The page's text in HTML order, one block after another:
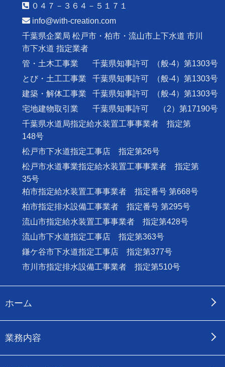
０４７－３６４－５１７１
info@with-creation.com
千葉県企業局 松戸市・柏市・流山市上下水道 市川
市下水道 指定業者
管・土木工事業
千葉県知事許可
（般-4）第1303号
とび・土工工事業
千葉県知事許可
（般-4）第1303号
建築・解体工事業
千葉県知事許可
（般-4）第1303号
宅地建物取引業
千葉県知事許可
（2）第17190号
千葉県水道局指定給水装置工事事業者 指定第
148号
松戸市下水道指定工事店 指定第26号
松戸市水道事業指定給水装置工事事業者 指定第
35号
柏市指定給水装置工事事業者 指定番号 第668号
柏市指定排水設備工事業者 指定番号 第295号
流山市指定給水装置工事事業者 指定第428号
流山市下水道指定工事店 指定第363号
鎌ケ谷市下水道指定工事店 指定第377号
市川市指定排水設備工事業者 指定第510号
ホーム
業務内容